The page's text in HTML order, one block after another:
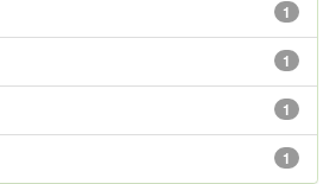
1
1
1
1